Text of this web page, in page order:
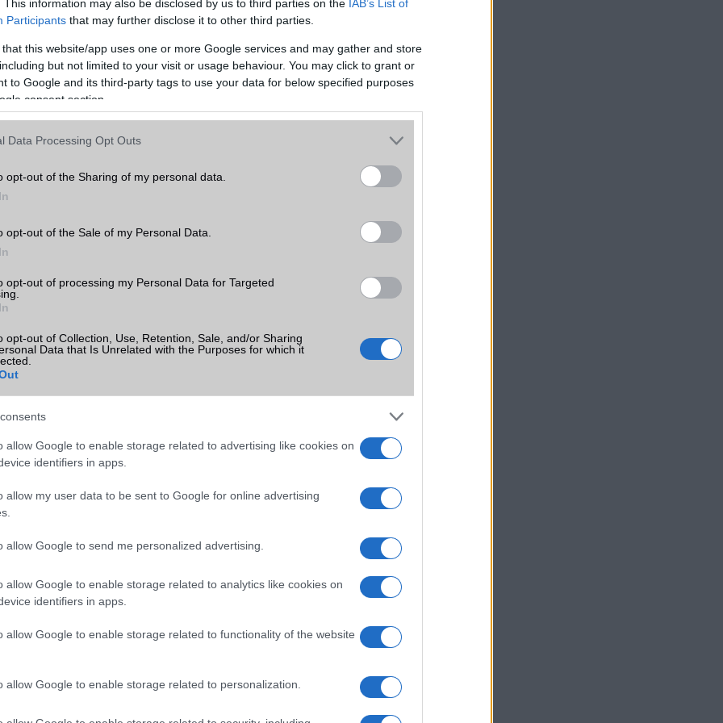
This information may also be disclosed by us to third parties on the IAB’s List of
Participants that may further disclose it to other third parties.
that this website/app uses one or more Google services and may gather and store
but not limited to your visit or usage behaviour. You may click to grant or
to Google and its third-party tags to use your data for below specified purposes
consent section.
Data Processing Opt Outs
opt-out of the Sharing of my personal data.
opt-out of the Sale of my Personal Data.
opt-out of processing my Personal Data for Targeted
opt-out of Collection, Use, Retention, Sale, and/or Sharing
Data that Is Unrelated with the Purposes for which it
allow Google to enable storage related to advertising like cookies on
identifiers in apps.
allow my user data to be sent to Google for online advertising
allow Google to send me personalized advertising.
allow Google to enable storage related to analytics like cookies on
identifiers in apps.
allow Google to enable storage related to functionality of the website
allow Google to enable storage related to personalization.
Min. memória 1 GB
Min. háttértár
Memória bővíthetőség Nincs
ADATCSERE
GPRS
WAP
Bluetooth v4,x
Wi-Fi Direct Dual
Wi-Fi extra
Wi-Fi HotSpot Van
TV/USB kapcsolat Nincs
AKKUMULÁTOR